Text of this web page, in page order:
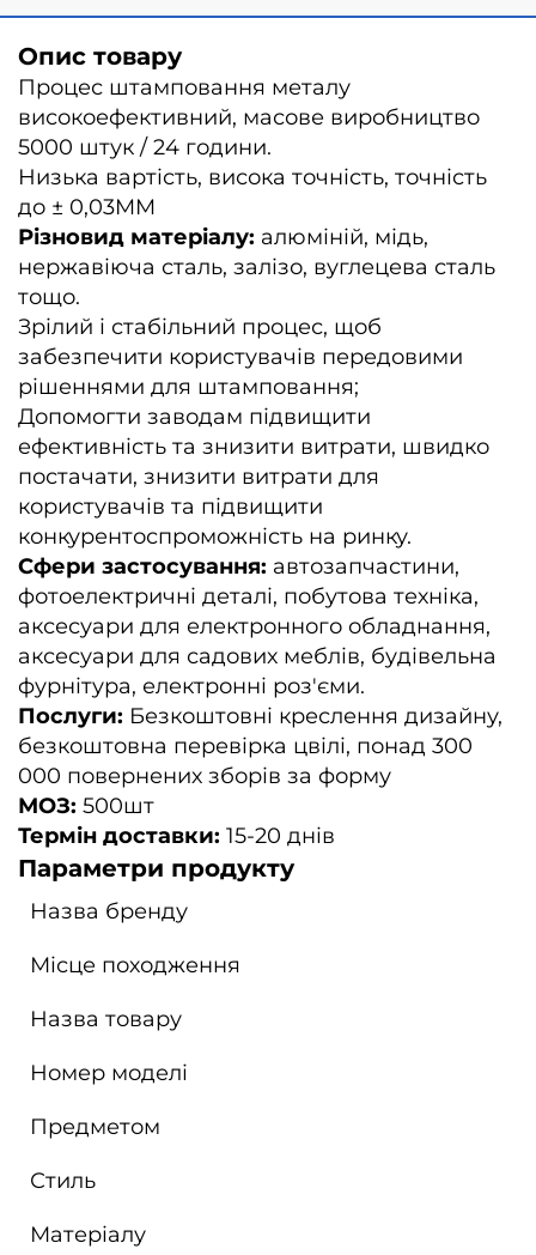
Опис товару
Процес штамповання металу
високоефективний, масове виробництво
5000 штук / 24 години.
Низька вартість, висока точність, точність
до ± 0,03MM
Різновид матеріалу: алюміній, мідь,
нержавіюча сталь, залізо, вуглецева сталь
тощо.
Зрілий і стабільний процес, щоб
забезпечити користувачів передовими
рішеннями для штамповання;
Допомогти заводам підвищити
ефективність та знизити витрати, швидко
постачати, знизити витрати для
користувачів та підвищити
конкурентоспроможність на ринку.
Сфери застосування: автозапчастини,
фотоелектричні деталі, побутова техніка,
аксесуари для електронного обладнання,
аксесуари для садових меблів, будівельна
фурнітура, електронні роз'єми.
Послуги: Безкоштовні креслення дизайну,
безкоштовна перевірка цвілі, понад 300
000 повернених зборів за форму
МОЗ: 500шт
Термін доставки: 15-20 днів
Параметри продукту
Назва бренду
Місце походження
Назва товару
Номер моделі
Предметом
Стиль
Матеріалу